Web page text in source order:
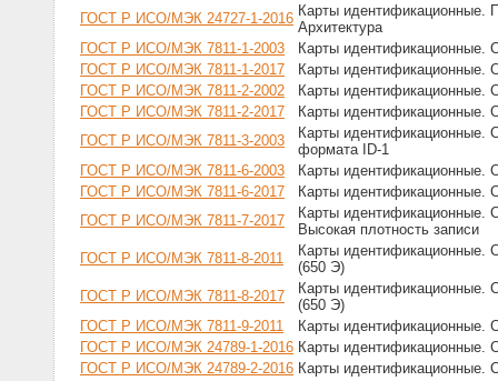
ГОСТ Р ИСО/МЭК 24727-1-2016 Карты идентификационные.
Архитектура
ГОСТ Р ИСО/МЭК 7811-1-2003
Карты идентификационные.
ГОСТ Р ИСО/МЭК 7811-1-2017
Карты идентификационные.
ГОСТ Р ИСО/МЭК 7811-2-2002
Карты идентификационные.
ГОСТ Р ИСО/МЭК 7811-2-2017
Карты идентификационные.
ГОСТ Р ИСО/МЭК 7811-3-2003
Карты идентификационные.
формата ID-1
ГОСТ Р ИСО/МЭК 7811-6-2003
Карты идентификационные.
ГОСТ Р ИСО/МЭК 7811-6-2017
Карты идентификационные.
ГОСТ Р ИСО/МЭК 7811-7-2017
Карты идентификационные.
Высокая плотность записи
ГОСТ Р ИСО/МЭК 7811-8-2011
Карты идентификационные.
(650 Э)
ГОСТ Р ИСО/МЭК 7811-8-2017
Карты идентификационные.
(650 Э)
ГОСТ Р ИСО/МЭК 7811-9-2011
Карты идентификационные.
ГОСТ Р ИСО/МЭК 24789-1-2016 Карты идентификационные.
ГОСТ Р ИСО/МЭК 24789-2-2016 Карты идентификационные.